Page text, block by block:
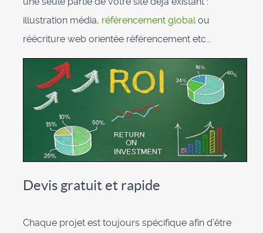
illustration média, référencement globalou
réécriture web orientée référencement etc...
Devis gratuit et rapide
Chaque projet est toujours spécifique afin d’être